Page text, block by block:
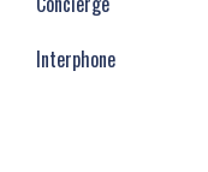
Interphone